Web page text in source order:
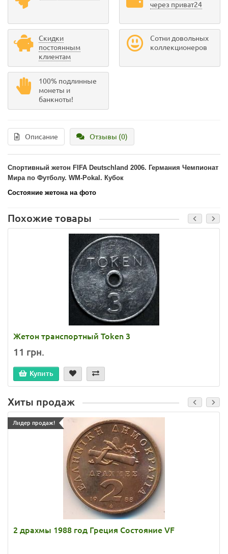
через приват24
Скидки
постоянным
клиентам
Сотни довольных
коллекционеров
100% подлинные
монеты и
банкноты!
Описание Отзывы (0)
Спортивный жетон FIFA Deutschland 2006. Германия Чемпионат
Мира по Футболу. WM-Pokal. Кубок
Состояние жетона на фото
Похожие товары
Жетон транспортный Token 3
11 грн.
Купить
Хиты продаж
Лидер продаж!
2 драхмы 1988 год Греция Состояние VF